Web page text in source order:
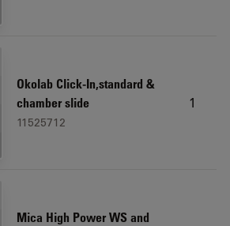
Okolab Click-In,standard &
chamber slide
11525712
1
Mica High Power WS and